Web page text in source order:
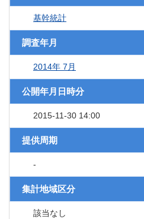
基幹統計
調査年月
2014年 7月
公開年月日時分
2015-11-30 14:00
提供周期
-
集計地域区分
該当なし